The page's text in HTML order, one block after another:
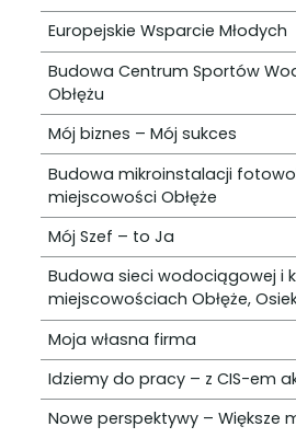
Europejskie Wsparcie Młodych
Budowa Centrum Sportów
Obłężu
Mój biznes – Mój sukces
Budowa mikroinstalacji
miejscowości Obłęże
Mój Szef – to Ja
Budowa sieci wodociągowej i
miejscowościach Obłęże,
Moja własna firma
Idziemy do pracy – z CIS-em
Nowe perspektywy – Większe